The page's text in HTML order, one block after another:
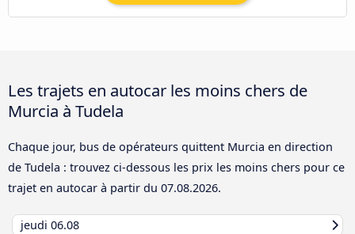
Les trajets en autocar les moins chers de
Murcia à Tudela
Chaque jour, bus de opérateurs quittent Murcia en direction
de Tudela : trouvez ci-dessous les prix les moins chers pour ce
trajet en autocar à partir du 07.08.2026.
jeudi 06.08